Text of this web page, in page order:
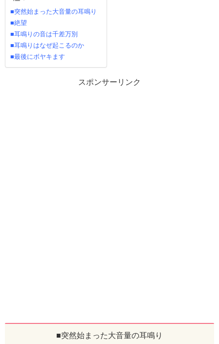
■突然始まった大音量の耳鳴り
■絶望
■耳鳴りの音は千差万別
■耳鳴りはなぜ起こるのか
■最後にボヤキます
スポンサーリンク
■突然始まった大音量の耳鳴り